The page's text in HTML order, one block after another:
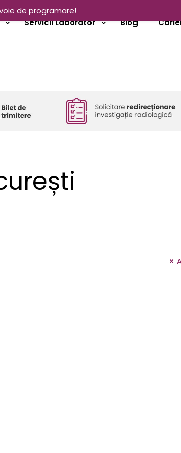
Servicii Laborator Blog
de programare!